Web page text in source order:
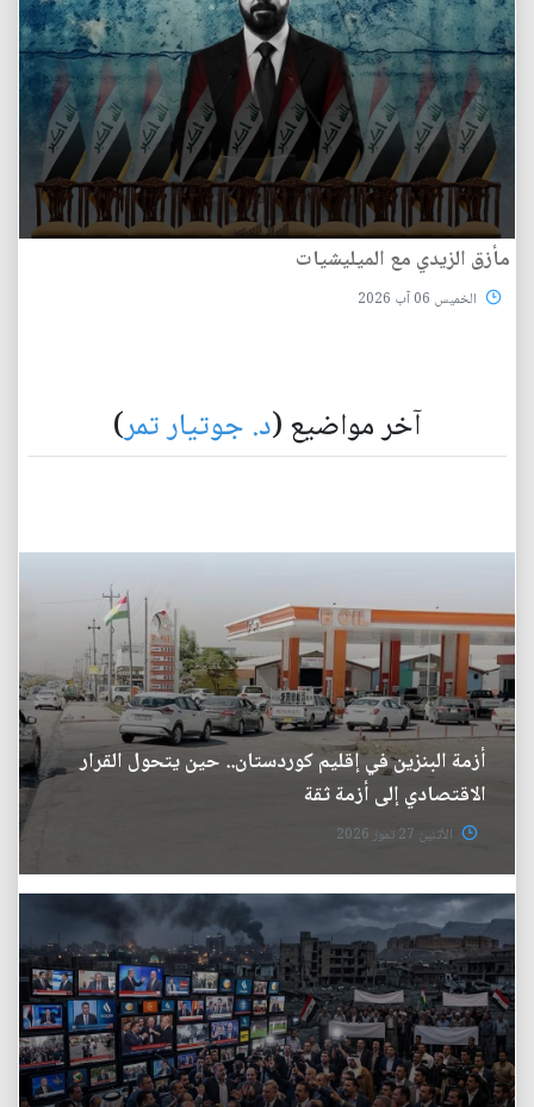
مأزق الزيدي مع الميليشيات
الخميس 06 آب 2026
آخر مواضيع (د. جوتيار تمر)
أزمة البنزين في إقليم كوردستان.. حين يتحول القرار
الاقتصادي إلى أزمة ثقة
الأثنين 27 تموز 2026